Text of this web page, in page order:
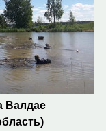
Валдае